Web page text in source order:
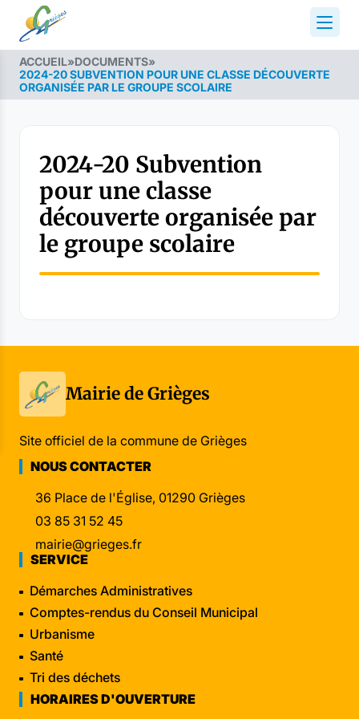
ACCUEIL»DOCUMENTS»
2024-20 SUBVENTION POUR UNE CLASSE DÉCOUVERTE
ORGANISÉE PAR LE GROUPE SCOLAIRE
2024-20 Subvention
pour une classe
découverte organisée par
le groupe scolaire
Mairie de Grièges
Site officiel de la commune de Grièges
NOUS CONTACTER
36 Place de l'Église, 01290 Grièges
03 85 31 52 45
mairie@grieges.fr
SERVICE
Démarches Administratives
Comptes-rendus du Conseil Municipal
Urbanisme
Santé
Tri des déchets
HORAIRES D'OUVERTURE